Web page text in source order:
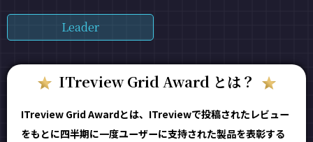
Leader
ITreview Grid Award とは？
ITreview Grid Awardとは、ITreviewで投稿されたレビュー
をもとに四半期に一度ユーザーに支持された製品を表彰する